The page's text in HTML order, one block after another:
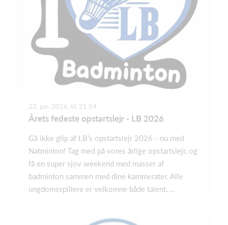
23. jun. 2026, kl. 21.54
Årets fedeste opstartslejr - LB 2026
Gå ikke glip af LB’s opstartslejr 2026 - nu med
Natminton! Tag med på vores årlige opstartslejr, og
få en super sjov weekend med masser af
badminton sammen med dine kammerater. Alle
ungdomsspillere er velkomne både talent, ...